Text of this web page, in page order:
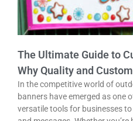
The Ultimate Guide to
Why Quality and
In the competitive world of
banners have emerged as one
versatile tools for businesses